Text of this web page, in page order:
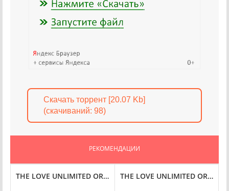
Скачать торрент [20.07 Kb]
(cкачиваний: 98)
РЕКОМЕНДАЦИИ
(2018) FLAC- LET 'EM DANCE (1981/2010) FLAC
THE LOVE UNLIMITED ORCHESTRA - MY MUSICAL BOUQUET
THE LOVE UNLIMITED